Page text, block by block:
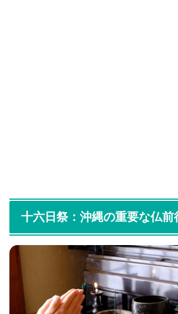
十六日祭：沖縄の重要な仏前